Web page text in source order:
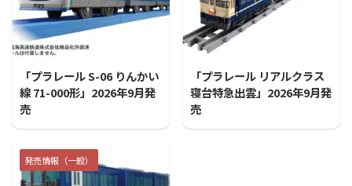
「プラレール S-06 りんかい
線 71-000形」2026年9月発
売
「プラレール リアルクラス
寝台特急出雲」2026年9月発
売
発売情報（一般）